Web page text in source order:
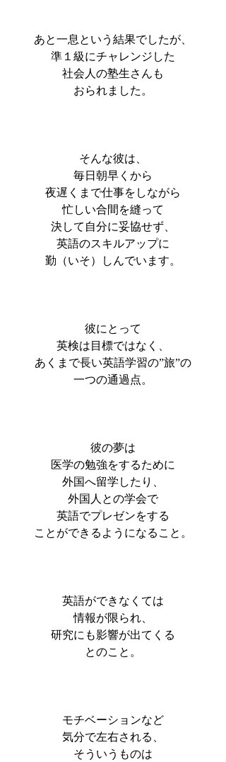
あと一息という結果でしたが、
準１級にチャレンジした
社会人の塾生さんも
おられました。
そんな彼は、
毎日朝早くから
夜遅くまで仕事をしながら
忙しい合間を縫って
決して自分に妥協せず、
英語のスキルアップに
勤（いそ）しんでいます。
彼にとって
英検は目標ではなく、
あくまで長い英語学習の”旅”の
一つの通過点。
彼の夢は
医学の勉強をするために
外国へ留学したり、
外国人との学会で
英語でプレゼンをする
ことができるようになること。
英語ができなくては
情報が限られ、
研究にも影響が出てくる
とのこと。
モチベーションなど
気分で左右される、
そういうものは